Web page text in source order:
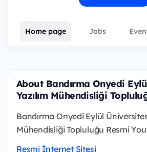
Home page Jobs
About Bandırma Onyedi
Yazılım Mühendisliği
Bandırma Onyedi Eylül
Mühendisliği Topluluğu Resmi
Resmi İnternet Sitesi